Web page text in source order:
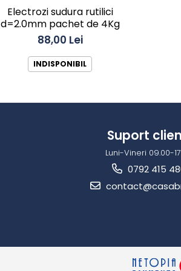
Electrozi sudura rutilici
d=2.0mm pachet de 4Kg
88,00 Lei
INDISPONIBIL
Suport
Luni-Vineri 09.00-
0792 415